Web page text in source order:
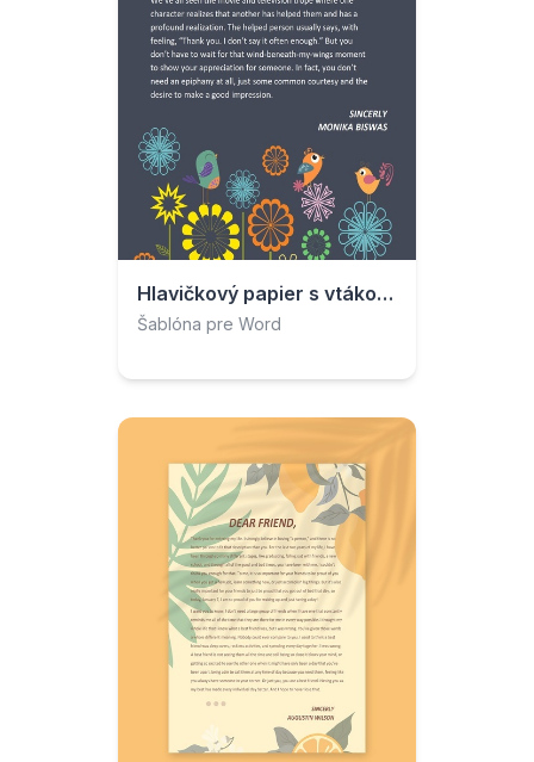
Hlavičkový papier s vtákom a kvetmi
Šablóna pre Word